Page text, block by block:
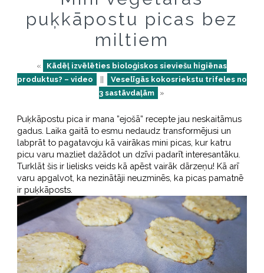
puķkāpostu picas bez
miltiem
«
Kādēļ izvēlēties bioloģiskos sieviešu higiēnas
produktus? – video
Veselīgās kokosriekstu trifeles no
3 sastāvdaļām
»
Puķkāpostu pica ir mana ”ejošā” recepte jau neskaitāmus
gadus. Laika gaitā to esmu nedaudz transformējusi un
labprāt to pagatavoju kā vairākas mini picas, kur katru
picu varu mazliet dažādot un dzīvi padarīt interesantāku.
Turklāt šis ir lielisks veids kā apēst vairāk dārzeņu! Kā arī
varu apgalvot, ka nezinātāji neuzminēs, ka picas pamatnē
ir puķkāposts.